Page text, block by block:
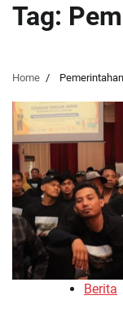
Tag:
Home
Berita